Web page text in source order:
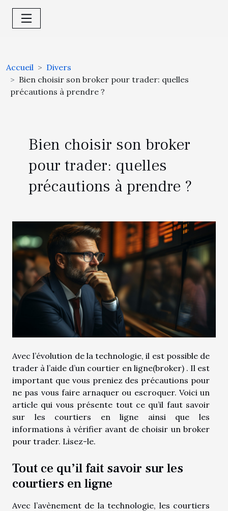
Accueil
Divers
Bien choisir son broker pour trader: quelles
précautions à prendre ?
Bien choisir son broker
pour trader: quelles
précautions à prendre ?
Avec l’évolution de la technologie, il est possible de
trader à l’aide d’un courtier en ligne(broker) . Il est
important que vous preniez des précautions pour
ne pas vous faire arnaquer ou escroquer. Voici un
article qui vous présente tout ce qu’il faut savoir
sur les courtiers en ligne ainsi que les
informations à vérifier avant de choisir un broker
pour trader. Lisez-le.
Tout ce qu’il fait savoir sur les
courtiers en ligne
Avec l’avènement de la technologie, les courtiers